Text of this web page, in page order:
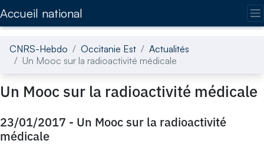
Accueil national
CNRS-Hebdo Occitanie Est
Actualités
Un Mooc sur la radioactivité médicale
Un Mooc sur la radioactivité médicale
23/01/2017 - Un Mooc sur la radioactivité
médicale